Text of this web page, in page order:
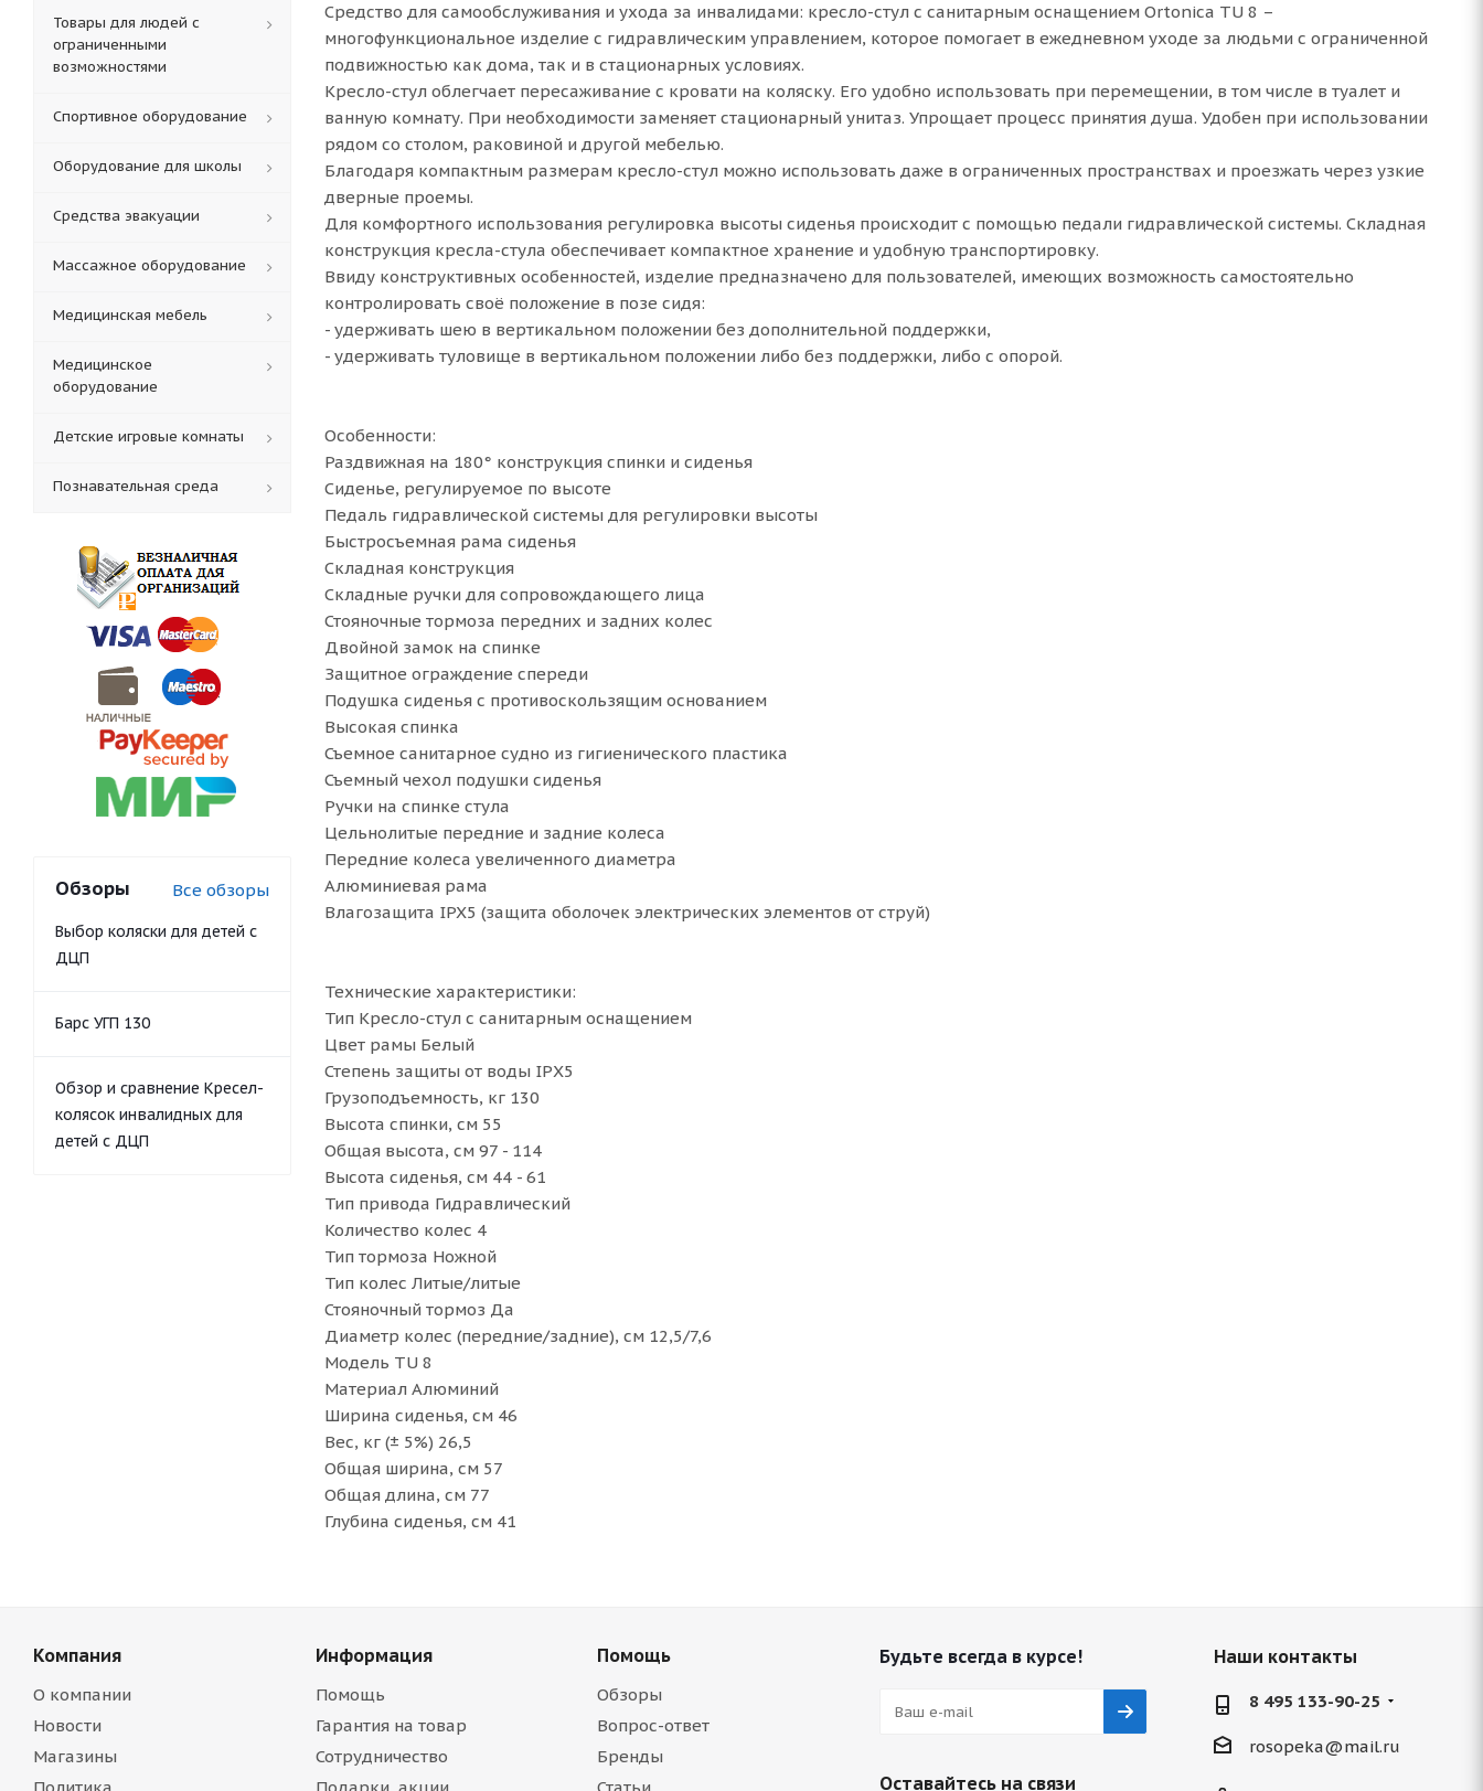
Средство для самообслуживания и ухода за инвалидами: кресло-стул с санитарным оснащением Ortonica TU 8 –
многофункциональное изделие с гидравлическим управлением, которое помогает в ежедневном уходе за людьми с ограниченной
подвижностью как дома, так и в стационарных условиях.
Кресло-стул облегчает пересаживание с кровати на коляску. Его удобно использовать при перемещении, в том числе в туалет и
ванную комнату. При необходимости заменяет стационарный унитаз. Упрощает процесс принятия душа. Удобен при использовании
рядом со столом, раковиной и другой мебелью.
Благодаря компактным размерам кресло-стул можно использовать даже в ограниченных пространствах и проезжать через узкие
дверные проемы.
Для комфортного использования регулировка высоты сиденья происходит с помощью педали гидравлической системы. Складная
конструкция кресла-стула обеспечивает компактное хранение и удобную транспортировку.
Ввиду конструктивных особенностей, изделие предназначено для пользователей, имеющих возможность самостоятельно
контролировать своё положение в позе сидя:
- удерживать шею в вертикальном положении без дополнительной поддержки,
- удерживать туловище в вертикальном положении либо без поддержки, либо с опорой.
Особенности:
Раздвижная на 180° конструкция спинки и сиденья
Сиденье, регулируемое по высоте
Педаль гидравлической системы для регулировки высоты
Быстросъемная рама сиденья
Складная конструкция
Складные ручки для сопровождающего лица
Стояночные тормоза передних и задних колес
Двойной замок на спинке
Защитное ограждение спереди
Подушка сиденья с противоскользящим основанием
Высокая спинка
Съемное санитарное судно из гигиенического пластика
Съемный чехол подушки сиденья
Ручки на спинке стула
Цельнолитые передние и задние колеса
Передние колеса увеличенного диаметра
Алюминиевая рама
Влагозащита IPX5 (защита оболочек электрических элементов от струй)
Технические характеристики:
Тип Кресло-стул с санитарным оснащением
Цвет рамы Белый
Степень защиты от воды IPХ5
Грузоподъемность, кг 130
Высота спинки, см 55
Общая высота, см 97 - 114
Высота сиденья, см 44 - 61
Тип привода Гидравлический
Количество колес 4
Тип тормоза Ножной
Тип колес Литые/литые
Стояночный тормоз Да
Диаметр колес (передние/задние), см 12,5/7,6
Модель TU 8
Материал Алюминий
Ширина сиденья, см 46
Вес, кг (± 5%) 26,5
Общая ширина, см 57
Общая длина, см 77
Глубина сиденья, cм 41
Товары для людей с
ограниченными
возможностями
Спортивное оборудование
Оборудование для школы
Средства эвакуации
Массажное оборудование
Медицинская мебель
Медицинское
оборудование
Детские игровые комнаты
Познавательная среда
Обзоры Все обзоры
Выбор коляски для детей с
ДЦП
Барс УГП 130
Обзор и сравнение Кресел-
колясок инвалидных для
детей с ДЦП
Компания
О компании
Новости
Магазины
Информация
Помощь
Гарантия на товар
Сотрудничество
Помощь
Обзоры
Вопрос-ответ
Бренды
Будьте всегда в курсе!
Оставайтесь на связи
Наши контакты
8 495 133-90-25
rosopeka@mail.ru